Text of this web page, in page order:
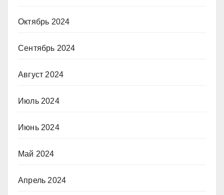
Октябрь 2024
Сентябрь 2024
Август 2024
Июль 2024
Июнь 2024
Май 2024
Апрель 2024